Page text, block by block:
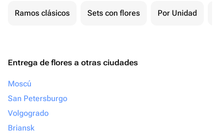
Ramos clásicos Sets con flores Por Unidad
Entrega de flores a otras ciudades
Moscú
San Petersburgo
Volgogrado
Briansk